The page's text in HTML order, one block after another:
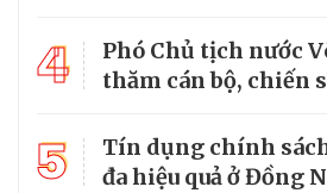
4
Phó Chủ tịch nước
thăm cán bộ, chiến
5
Tín dụng chính
đa hiệu quả ở Đồng